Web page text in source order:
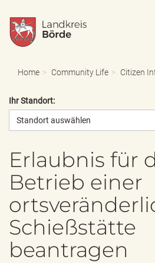
Home Community Life Citizen
Ihr Standort:
Standort auswählen
Erlaubnis für
Betrieb einer
Schießstätte
beantragen